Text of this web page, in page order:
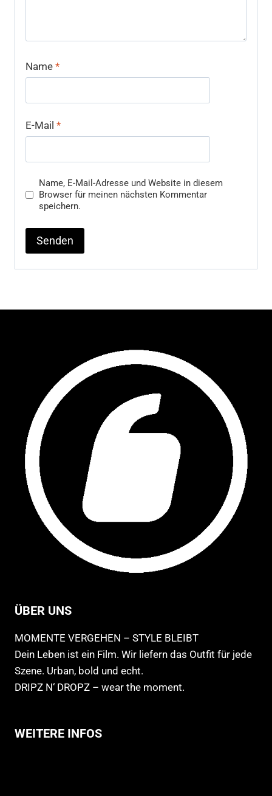
Name *
E-Mail *
Name, E-Mail-Adresse und Website in diesem
Browser für meinen nächsten Kommentar
speichern.
ÜBER UNS
MOMENTE VERGEHEN – STYLE BLEIBT
Dein Leben ist ein Film. Wir liefern das Outfit für jede
Szene. Urban, bold und echt.
DRIPZ N‘ DROPZ – wear the moment.
WEITERE INFOS